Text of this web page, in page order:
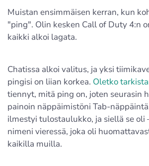
Muistan ensimmäisen kerran, kun
"ping". Olin kesken Call of Duty 4:n
kaikki alkoi lagata.
Chatissa alkoi valitus, ja yksi
pingisi on liian korkea. Oletko
tiennyt, mitä ping on, joten seurasin
painoin näppäimistöni Tab-
ilmestyi tulostaulukko, ja siellä se
nimeni vieressä, joka oli
kaikilla muilla.